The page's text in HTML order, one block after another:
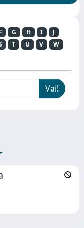
G H I
J
T U V
W